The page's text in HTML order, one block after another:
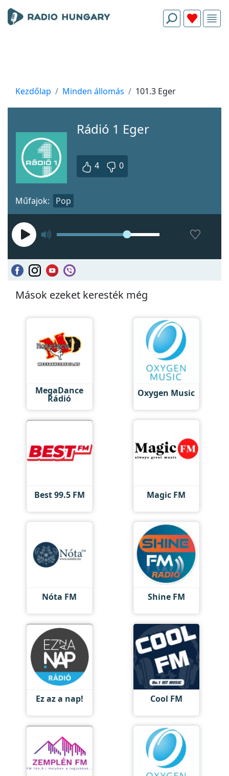
Kezdőlap Minden állomás 101.3 Eger
Rádió 1 Eger
4 0
Műfajok: Pop
Mások ezeket keresték még
MegaDance
Rádió Oxygen Music
Best 99.5 FM Magic FM
Nóta FM Shine FM
Ez az a nap! Cool FM